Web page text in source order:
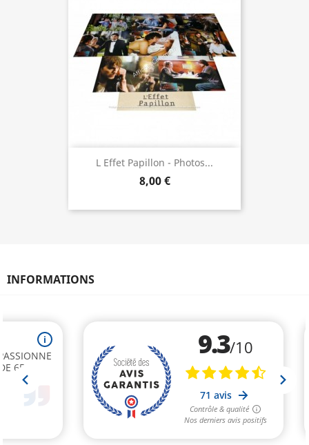
L Effet Papillon - Photos...
8,00 €
INFORMATIONS